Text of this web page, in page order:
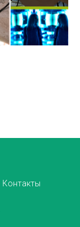
Контакты